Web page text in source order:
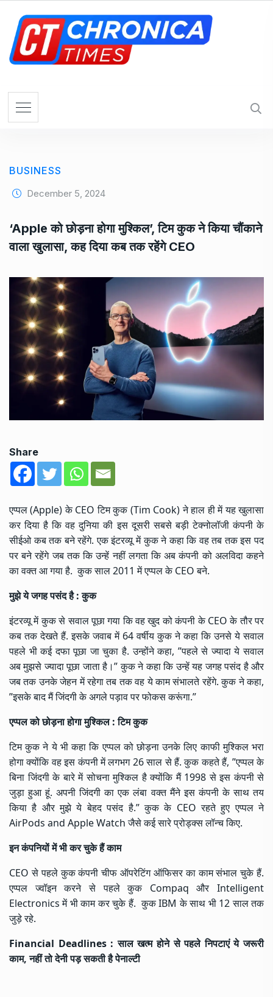
BUSINESS
December 5, 2024
‘Apple को छोड़ना होगा मुश्किल’, टिम कुक ने किया चौंकाने
वाला खुलासा, कह दिया कब तक रहेंगे CEO
Share
एप्पल (Apple) के CEO टिम कुक (Tim Cook) ने हाल ही में यह खुलासा
कर दिया है कि वह दुनिया की इस दूसरी सबसे बड़ी टेक्नोलॉजी कंपनी के
सीईओ कब तक बने रहेंगे. एक इंटरव्यू में कुक ने कहा कि वह तब तक इस पद
पर बने रहेंगे जब तक कि उन्हें नहीं लगता कि अब कंपनी को अलविदा कहने
का वक्त आ गया है. कुक साल 2011 में एप्पल के CEO बने.
मुझे ये जगह पसंद है : कुक
इंटरव्यू में कुक से सवाल पूछा गया कि वह खुद को कंपनी के CEO के तौर पर
कब तक देखते हैं. इसके जवाब में 64 वर्षीय कुक ने कहा कि उनसे ये सवाल
पहले भी कई दफा पूछा जा चुका है. उन्होंने कहा, ”पहले से ज्यादा ये सवाल
अब मुझसे ज्यादा पूछा जाता है।” कुक ने कहा कि उन्हें यह जगह पसंद है और
जब तक उनके जेहन में रहेगा तब तक वह ये काम संभालते रहेंगे. कुक ने कहा,
”इसके बाद मैं जिंदगी के अगले पड़ाव पर फोकस करूंगा.”
एप्पल को छोड़ना होगा मुश्किल : टिम कुक
टिम कुक ने ये भी कहा कि एप्पल को छोड़ना उनके लिए काफी मुश्किल भरा
होगा क्योंकि वह इस कंपनी में लगभग 26 साल से हैं. कुक कहते हैं, ”एप्पल के
बिना जिंदगी के बारे में सोचना मुश्किल है क्योंकि मैं 1998 से इस कंपनी से
जुड़ा हुआ हूं. अपनी जिंदगी का एक लंबा वक्त मैंने इस कंपनी के साथ तय
किया है और मुझे ये बेहद पसंद है.” कुक के CEO रहते हुए एप्पल ने
AirPods and Apple Watch जैसे कई सारे प्रोड्क्स लॉन्च किए.
इन कंपनियों में भी कर चुके हैं काम
CEO से पहले कुक कंपनी चीफ ऑपरेटिंग ऑफिसर का काम संभाल चुके हैं.
एप्पल ज्वॉइन करने से पहले कुक Compaq और Intelligent
Electronics में भी काम कर चुके हैं. कुक IBM के साथ भी 12 साल तक
जुड़े रहे.
Financial Deadlines : साल खत्म होने से पहले निपटाएं ये जरूरी
काम, नहीं तो देनी पड़ सकती है पेनाल्टी